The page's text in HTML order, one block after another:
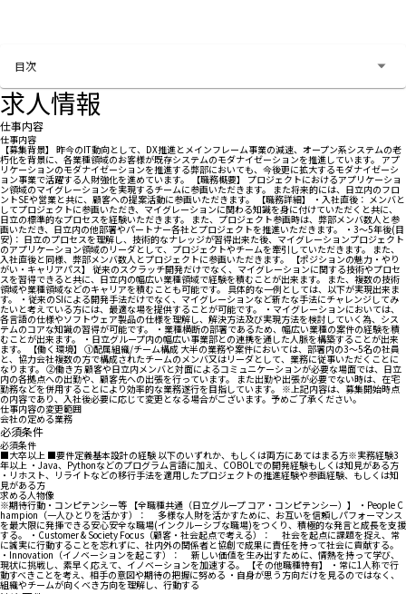
目次
求人情報
仕事内容
仕事内容
【募集背景】 昨今のIT動向として、DX推進とメインフレーム事業の減速、オープン系システムの老
朽化を背景に、各業種領域のお客様が既存システムのモダナイゼーションを推進しています。 アプ
リケーションのモダナイゼーションを推進する弊部においても、今後更に拡大するモダナイゼーシ
ョン事業で活躍する人財強化を進めています。 【職務概要】 プロジェクトにおけるアプリケーショ
ン領域のマイグレーションを実現するチームに参画いただきます。 また将来的には、日立内のフロ
ントSEや営業と共に、顧客への提案活動に参画いただきます。 【職務詳細】 ・入社直後： メンバと
してプロジェクトに参画いただき、マイグレーションに関わる知識を身に付けていただくと共に、
日立の標準的なプロセスを経験いただきます。 また、プロジェクト参画時は、弊部メンバ数人と参
画いただき、日立内の他部署やパートナー各社とプロジェクトを推進いただきます。 ・3～5年後(目
安)： 日立のプロセスを理解し、技術的なナレッジが習得出来た後、マイグレーションプロジェクト
のアプリケーション領域のリーダとして、プロジェクトやチームを牽引していただきます。 また、
入社直後と同様、弊部メンバ数人とプロジェクトに参画いただきます。 【ポジションの魅力・やり
がい・キャリアパス】 従来のスクラッチ開発だけでなく、マイグレーションに関する技術やプロセ
スを習得できると共に、日立内の幅広い業種領域で経験を積むことが出来ます。 また、複数の技術
領域や業種領域などのキャリアを積むことも可能です。 具体的な一例としては、以下が実現出来ま
す。 ・従来のSIによる開発手法だけでなく、マイグレーションなど新たな手法にチャレンジしてみ
たいと考えている方には、最適な場を提供することが可能です。 ・マイグレーションにおいては、
各言語の仕様やソフトウェア製品の仕様を理解し、解決方法及び実現方法を検討していく為、シス
テムのコアな知識の習得が可能です。 ・業種横断の部署であるため、幅広い業種の案件の経験を積
むことが出来ます。 ・日立グループ内の幅広い事業部との連携を通した人脈を構築することが出来
ます。 【働く環境】 ①配属組織/チーム構成 大半の業務や案件においては、部署内の3～5名の社員
と、協力会社複数の方で構成されたチームのメンバ又はリーダとして、業務に従事いただくことに
なります。 ②働き方 顧客や日立内メンバと対面によるコミュニケーションが必要な場面では、日立
内の各拠点への出勤や、顧客先への出張を行っています。 また出勤や出張が必要でない時は、在宅
勤務などを併用することにより効率的な業務遂行を目指しています。 ※上記内容は、募集開始時点
の内容であり、入社後必要に応じて変更となる場合がございます。予めご了承ください。
仕事内容の変更範囲
会社の定める業務
必須条件
必須条件
■大卒以上 ■要件定義基本設計の経験 以下のいずれか、もしくは両方にあてはまる方※実務経験3
年以上 ・Java、Pythonなどのプログラム言語に加え、COBOLでの開発経験もしくは知見がある方
・リホスト、リライトなどの移行手法を適用したプロジェクトの推進経験や参画経験、もしくは知
見がある方
求める人物像
※期待行動・コンピテンシー等 【全職種共通（日立グループ コア・コンピテンシー）】 ・People C
hampion（一人ひとりを活かす）： 多様な人財を活かすために、お互いを信頼しパフォーマンス
を最大限に発揮できる安心安全な職場(インクルーシブな職場)をつくり、積極的な発言と成長を支援
する。 ・Customer & Society Focus（顧客・社会起点で考える）： 社会を起点に課題を捉え、常
に誠実に行動することを忘れずに、社内外の関係者と協創で成果に責任を持って社会に貢献する。
・Innovation（イノベーションを起こす）： 新しい価値を生み出すために、情熱を持って学び、
現状に挑戦し、素早く応えて、イノベーションを加速する。 【その他職種特有】 ・常に1人称で行
動すべきことを考え、相手の意図や期待の把握に努める ・自身が思う方向だけを見るのではなく、
組織やチームが向くべき方向を理解し、行動する